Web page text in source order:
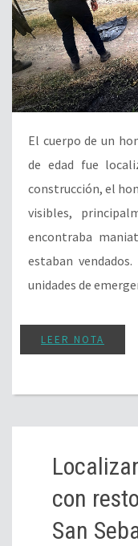
El cuerpo de un
de edad fue
construcción, el
visibles,
encontraba
estaban
unidades de
LEER NOTA
con
San